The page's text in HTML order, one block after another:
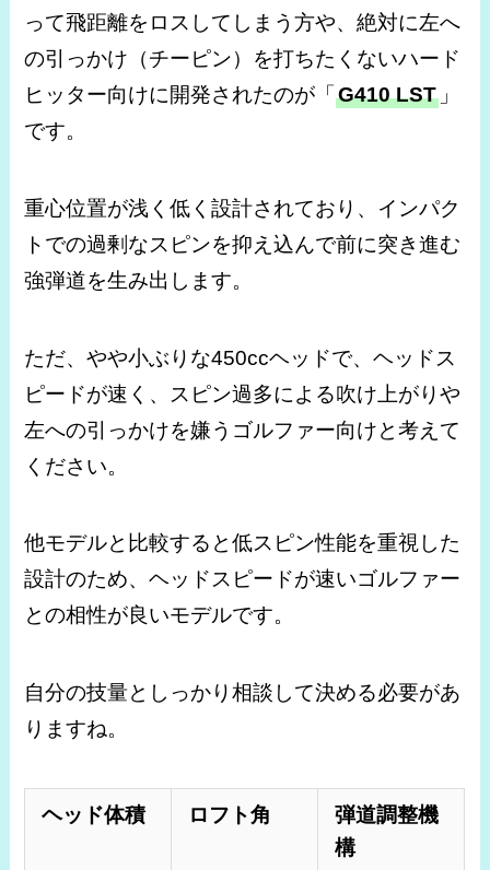
って飛距離をロスしてしまう方や、絶対に左へ
の引っかけ（チーピン）を打ちたくないハード
ヒッター向けに開発されたのが「G410 LST 」
です。
重心位置が浅く低く設計されており、インパク
トでの過剰なスピンを抑え込んで前に突き進む
強弾道を生み出します。
ただ、やや小ぶりな450ccヘッドで、ヘッドス
ピードが速く、スピン過多による吹け上がりや
左への引っかけを嫌うゴルファー向けと考えて
ください。
他モデルと比較すると低スピン性能を重視した
設計のため、ヘッドスピードが速いゴルファー
との相性が良いモデルです。
自分の技量としっかり相談して決める必要があ
りますね。
ヘッド体積 ロフト角
弾道調整機
構